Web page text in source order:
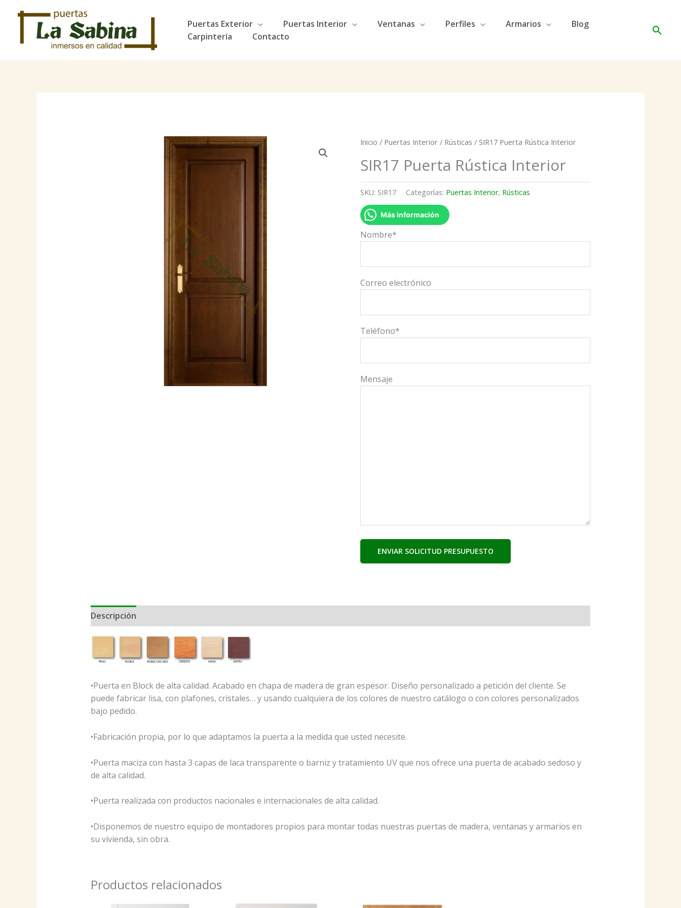
contenido
Puertas Exterior Puertas Interior Ventanas Perfiles Armarios
Blog
Carpintería
Contacto
Inicio / Puertas Interior / Rústicas / SIR17 Puerta Rústica Interior
SIR17 Puerta Rústica Interior
SKU: SIR17 Categorías: Puertas Interior, Rústicas
Más información
Nombre*
Correo electrónico
Teléfono*
Mensaje
Descripción
•Puerta en Block de alta calidad. Acabado en chapa de madera de gran espesor. Diseño personalizado a petición del cliente. Se
puede fabricar lisa, con plafones, cristales… y usando cualquiera de los colores de nuestro catálogo o con colores personalizados
bajo pedido.
•Fabricación propia, por lo que adaptamos la puerta a la medida que usted necesite.
•Puerta maciza con hasta 3 capas de laca transparente o barniz y tratamiento UV que nos ofrece una puerta de acabado sedoso y
de alta calidad.
•Puerta realizada con productos nacionales e internacionales de alta calidad.
•Disponemos de nuestro equipo de montadores propios para montar todas nuestras puertas de madera, ventanas y armarios en
su vivienda, sin obra.
Productos relacionados